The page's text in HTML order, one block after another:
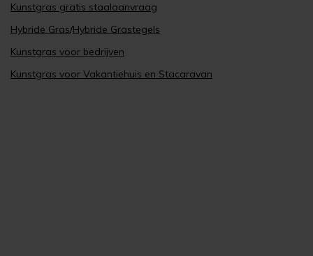
Kunstgras gratis staalaanvraag
Hybride Gras/Hybride Grastegels
Kunstgras voor bedrijven
Kunstgras voor Vakantiehuis en Stacaravan